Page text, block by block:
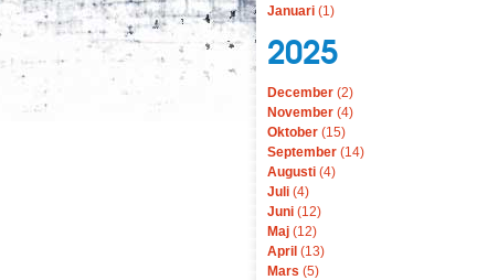
Januari (1)
2025
December (2)
November (4)
Oktober (15)
September (14)
Augusti (4)
Juli (4)
Juni (12)
Maj (12)
April (13)
Mars (5)